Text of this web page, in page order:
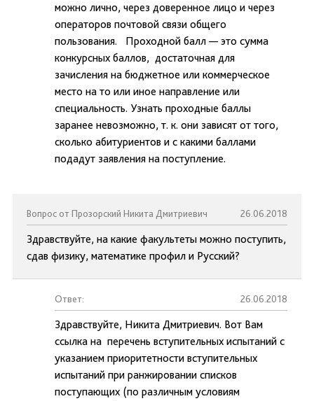
можно лично, через доверенное лицо и через
операторов почтовой связи общего
пользования. Проходной балл — это сумма
конкурсных баллов, достаточная для
зачисления на бюджетное или коммерческое
место на то или иное направление или
специальность. Узнать проходные баллы
заранее невозможно, т. к. они зависят от того,
сколько абитуриентов и с какими баллами
подадут заявления на поступление.
Вопрос от Прозорский Никита Дмитриевич 26.06.2018
Здравствуйте, на какие факультеты можно поступить,
сдав физику, математике профил и Русский?
Ответ: 26.06.2018
Здравствуйте, Никита Дмитриевич. Вот Вам
ссылка на перечень вступительных испытаний с
указанием приоритетности вступительных
испытаний при ранжировании списков
поступающих (по различным условиям